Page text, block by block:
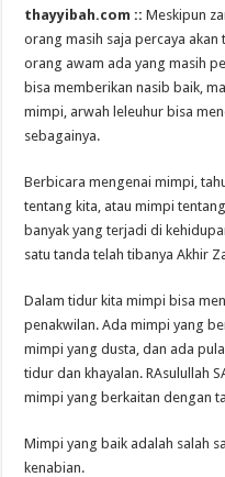
thayyibah.com ::Meskipun
orang masih saja percaya
orang awam ada yang masih
bisa memberikan nasib baik,
mimpi, arwah leleuhur bisa
sebagainya.
Berbicara mengenai mimpi,
tentang kita, atau mimpi
banyak yang terjadi di
satu tanda telah tibanya Akhir
Dalam tidur kita mimpi bisa
penakwilan. Ada mimpi yang
mimpi yang dusta, dan ada
tidur dan khayalan. RAsulullah
mimpi yang berkaitan dengan
Mimpi yang baik adalah salah
kenabian.